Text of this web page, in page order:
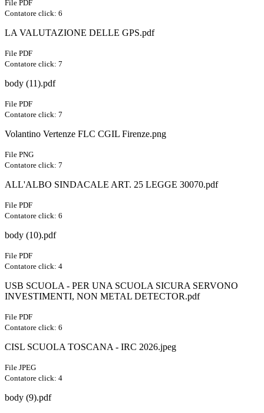
File PDF
Contatore click: 6
LA VALUTAZIONE DELLE GPS.pdf
File PDF
Contatore click: 7
body (11).pdf
File PDF
Contatore click: 7
Volantino Vertenze FLC CGIL Firenze.png
File PNG
Contatore click: 7
ALL'ALBO SINDACALE ART. 25 LEGGE 30070.pdf
File PDF
Contatore click: 6
body (10).pdf
File PDF
Contatore click: 4
USB SCUOLA - PER UNA SCUOLA SICURA SERVONO
INVESTIMENTI, NON METAL DETECTOR.pdf
File PDF
Contatore click: 6
CISL SCUOLA TOSCANA - IRC 2026.jpeg
File JPEG
Contatore click: 4
body (9).pdf